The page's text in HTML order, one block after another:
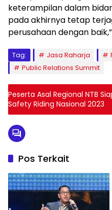
keterampilan dalam
pada akhirnya tetap
perusahaan dengan
Tag: Jasa Raharja
Public Relations Summit
Peserta Asal Regional NTB
Safety Riding Nasional 2023
Pos Terkait